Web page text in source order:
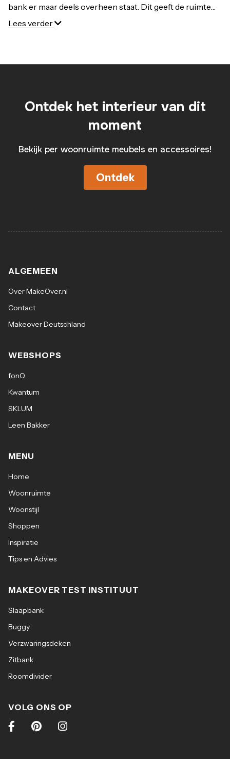
bank er maar deels overheen staat. Dit geeft de ruimte
juist een speelde twist! Bestel Kave Home Samy
Lees verder
Ontdek het interieur van dit
moment
Bekijk per woonruimte meubels en accessoires!
Ontdek
ALGEMEEN
Over MakeOver.nl
Contact
Makeover Deutschland
WEBSHOPS
fonQ
Kwantum
SKLUM
Leen Bakker
MENU
Home
Woonruimte
Woonstijl
Shoppen
Inspiratie
Tips en Advies
MAKEOVER TEST INSTITUUT
Slaapbank
Buggy
Verzwaringsdeken
Zitbank
Roomdivider
VOLG ONS OP